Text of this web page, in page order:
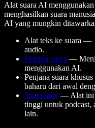
Alat suara AI
menghasilkan suara
AI yang mungkin
Alat teks ke suara —
audio.
Pendua suara —
menggunakan AI.
Penjana suara
baharu dari awal
Suara latar— Alat ini
tinggi untuk podcast,
lain.